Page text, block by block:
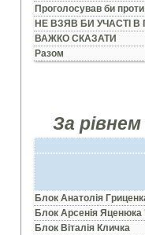
Проголосував би
НЕ ВЗЯВ БИ УЧАСТI В
ВАЖКО СКАЗАТИ
Разом
За
Блок Анатолiя
Блок Арсенiя Яценюка
Блок Вiталiя Кличка